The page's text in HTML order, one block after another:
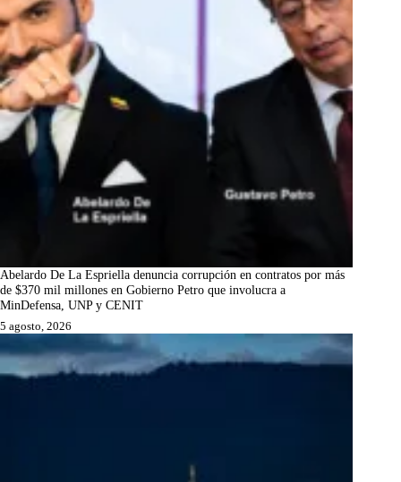
Abelardo De La Espriella denuncia corrupción en contratos por más
de $370 mil millones en Gobierno Petro que involucra a
MinDefensa, UNP y CENIT
5 agosto, 2026